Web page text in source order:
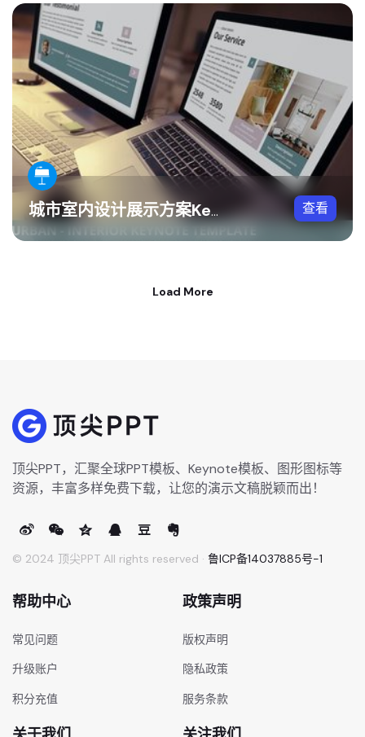
城市室内设计展示方案Keynote模板 查看
Load More
顶尖PPT，汇聚全球PPT模板、Keynote模板、图形图标等
资源，丰富多样免费下载，让您的演示文稿脱颖而出！
© 2024 顶尖PPT All rights reserved · 鲁ICP备14037885号-1
帮助中心
常见问题
升级账户
积分充值
政策声明
版权声明
隐私政策
服务条款